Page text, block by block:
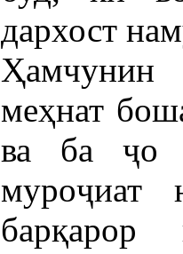
дархост
Ҳамчунин
меҳнат
ва ба ҷо
муроҷиат
барқарор